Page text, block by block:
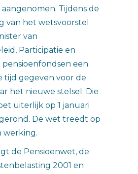
Tijdens de
van het wetsvoorstel
van
Participatie en
pensioenfondsen een
tijd gegeven voor de
het nieuwe stelsel. Die
uiterlijk op 1 januari
De wet treedt op
werking.
de Pensioenwet, de
2001 en